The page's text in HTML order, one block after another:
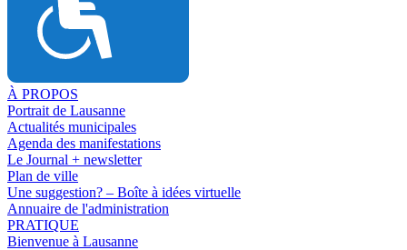
À PROPOS
Portrait de Lausanne
Actualités municipales
Agenda des manifestations
Le Journal + newsletter
Plan de ville
Une suggestion? – Boîte à idées virtuelle
Annuaire de l'administration
PRATIQUE
Bienvenue à Lausanne